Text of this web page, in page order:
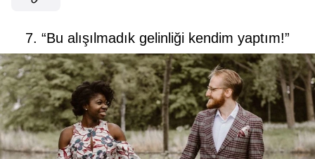
7. “Bu alışılmadık gelinliği kendim yaptım!”